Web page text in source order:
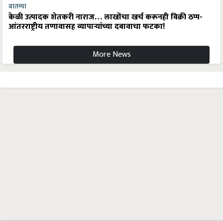
बातम्या
केळी उत्पादक शेतकरी नाराज… लाखोंचा खर्च करूनही विक्री ठप्प-
आंतरराष्ट्रीय तणावासह व्यापाऱ्यांच्या दबावाचा फटका!
More News